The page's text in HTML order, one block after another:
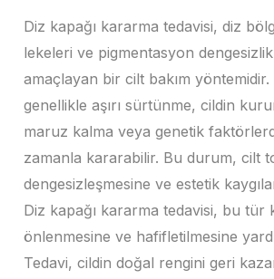
Diz kapağı kararma tedavisi, diz
lekeleri ve pigmentasyon
amaçlayan bir cilt bakım
genellikle aşırı sürtünme, cildin
maruz kalma veya genetik
zamanla kararabilir. Bu durum, cilt
dengesizleşmesine ve estetik
Diz kapağı kararma tedavisi, bu tür
önlenmesine ve hafifletilmesine
Tedavi, cildin doğal rengini geri